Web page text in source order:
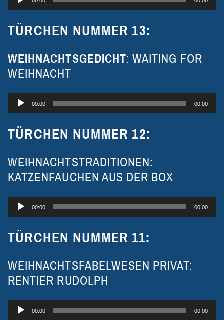
TÜRCHEN NUMMER 13:
WEIHNACHTSGEDICHT: WAITING FOR
WEIHNACHT
Audio-
00:00 00:00
TÜRCHEN NUMMER 12:
WEIHNACHTSTRADITIONEN:
KATZENFAUCHEN AUS DER BOX
Audio-
00:00 00:00
TÜRCHEN NUMMER 11:
WEIHNACHTSFABELWESEN PRIVAT:
RENTIER RUDOLPH
Audio-
00:00 00:00